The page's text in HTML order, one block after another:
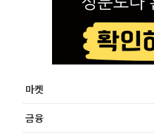
마켓
금융